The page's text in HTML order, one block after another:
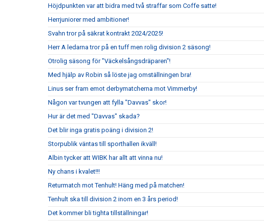
Höjdpunkten var att bidra med två straffar som Coffe satte!
Herrjuniorer med ambitioner!
Svahn tror på säkrat kontrakt 2024/2025!
Herr A ledarna tror på en tuff men rolig division 2 säsong!
Otrolig säsong för "Väckelsångsdräparen"!
Med hjälp av Robin så löste jag omställningen bra!
Linus ser fram emot derbymatcherna mot Vimmerby!
Någon var tvungen att fylla "Davvas" skor!
Hur är det med "Davvas" skada?
Det blir inga gratis poäng i division 2!
Storpublik väntas till sporthallen ikväll!
Albin tycker att WIBK har allt att vinna nu!
Ny chans i kvalet!!!
Returmatch mot Tenhult! Häng med på matchen!
Tenhult ska till division 2 inom en 3 års period!
Det kommer bli tighta tillställningar!